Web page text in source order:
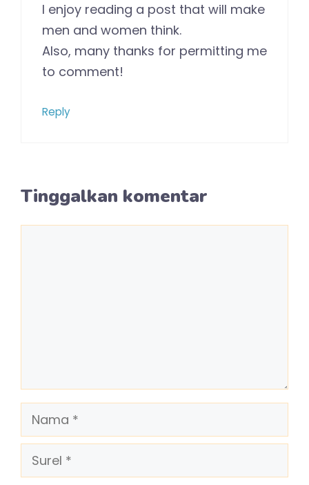
I enjoy reading a post that will make
men and women think.
Also, many thanks for permitting me
to comment!
Reply
Tinggalkan komentar
Nama
Surel